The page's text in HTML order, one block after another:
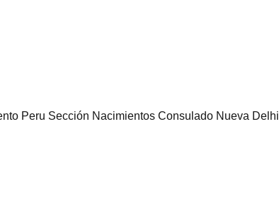
Peru Sección Nacimientos Consulado Nueva Delhi